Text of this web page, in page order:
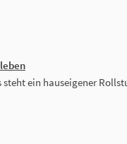
ein hauseigener